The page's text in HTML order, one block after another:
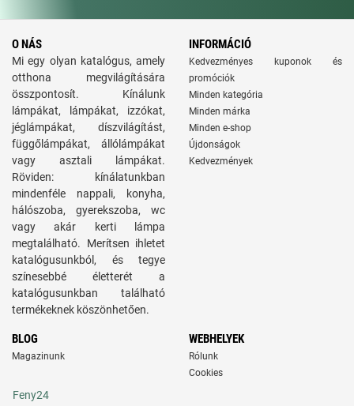
O NÁS
Mi egy olyan katalógus, amely
otthona megvilágítására
összpontosít. Kínálunk
lámpákat, lámpákat, izzókat,
jéglámpákat, díszvilágítást,
függőlámpákat, állólámpákat
vagy asztali lámpákat.
Röviden: kínálatunkban
mindenféle nappali, konyha,
hálószoba, gyerekszoba, wc
vagy akár kerti lámpa
megtalálható. Merítsen ihletet
katalógusunkból, és tegye
színesebbé életterét a
katalógusunkban található
termékeknek köszönhetően.
INFORMÁCIÓ
Kedvezményes kuponok és
promóciók
Minden kategória
Minden márka
Minden e-shop
Újdonságok
Kedvezmények
BLOG
Magazinunk
WEBHELYEK
Rólunk
Cookies
Feny24